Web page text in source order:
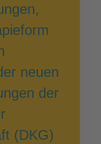
neuen
der
(DKG)